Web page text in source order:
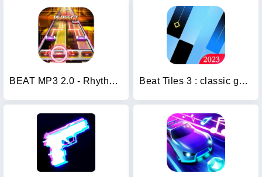
BEAT MP3 2.0 - Rhythm Game Beat Tiles 3 : classic game